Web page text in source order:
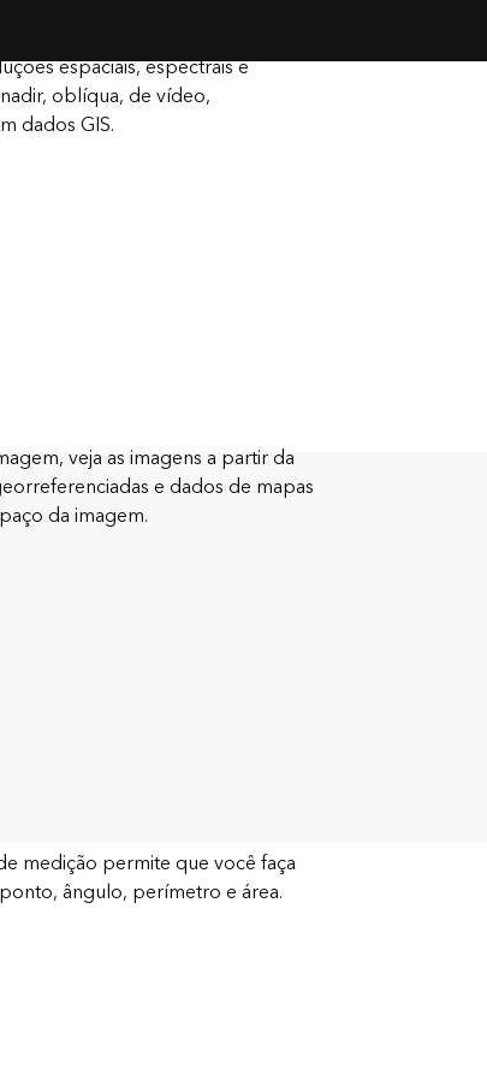
espaciais, espectrais e
oblíqua, de vídeo,
dados GIS.
veja as imagens a partir da
e dados de mapas
da imagem.
medição permite que você faça
ângulo, perímetro e área.